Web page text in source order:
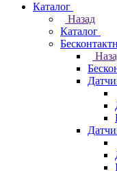
Каталог
Назад
Каталог